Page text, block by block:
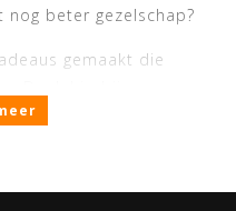
beter gezelschap?
gemaakt die
Forged messen,